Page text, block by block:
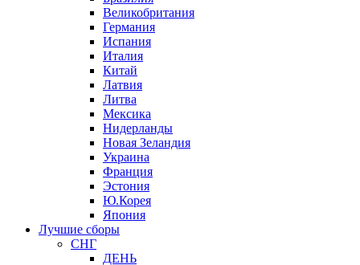
Великобритания
Германия
Испания
Италия
Китай
Латвия
Литва
Мексика
Нидерланды
Новая Зеландия
Украина
Франция
Эстония
Ю.Корея
Япония
Лучшие сборы
СНГ
ДЕНЬ